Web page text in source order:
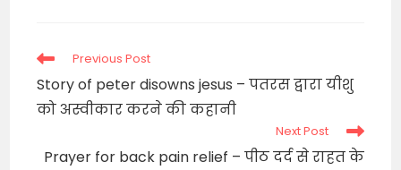
Read
articles
Previous Post
Story of peter disowns jesus – पतरस द्वारा यीशु
को अस्वीकार करने की कहानी
Next Post
Prayer for back pain relief – पीठ दर्द से राहत के